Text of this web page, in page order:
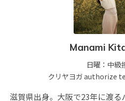
Manami
日曜：中級
クリヤヨガ authorize
滋賀県出身。大阪で23年に渡る